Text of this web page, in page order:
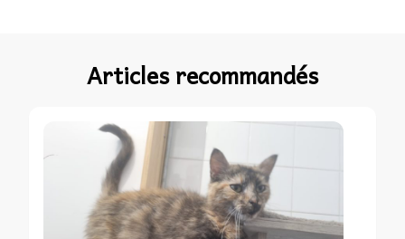
Articles recommandés